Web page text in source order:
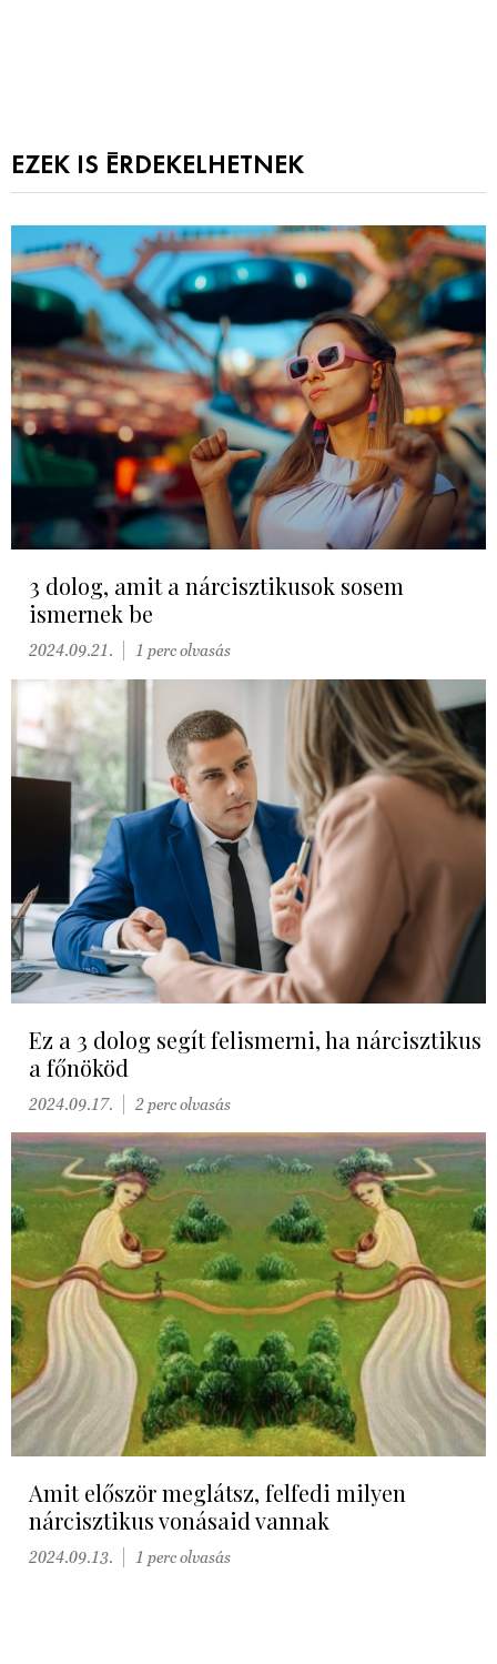
EZEK IS ÉRDEKELHETNEK
3 dolog, amit a nárcisztikusok sosem
ismernek be
2024.09.21. 1 perc olvasás
Ez a 3 dolog segít felismerni, ha nárcisztikus
a főnököd
2024.09.17. 2 perc olvasás
Amit először meglátsz, felfedi milyen
nárcisztikus vonásaid vannak
2024.09.13. 1 perc olvasás